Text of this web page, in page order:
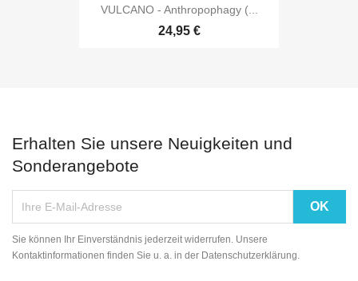
VULCANO - Anthropophagy (...
24,95 €
Erhalten Sie unsere Neuigkeiten und
Sonderangebote
Sie können Ihr Einverständnis jederzeit widerrufen. Unsere
Kontaktinformationen finden Sie u. a. in der Datenschutzerklärung.